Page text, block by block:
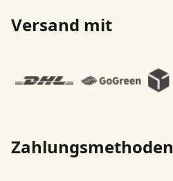
Versand mit
Zahlungsmethoden